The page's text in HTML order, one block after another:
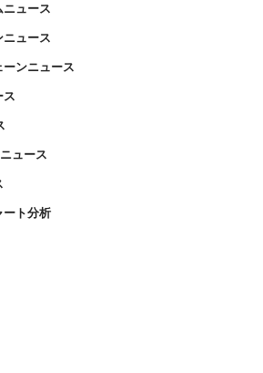
ュース
ュース
ンニュース
ス
ュース
ト分析